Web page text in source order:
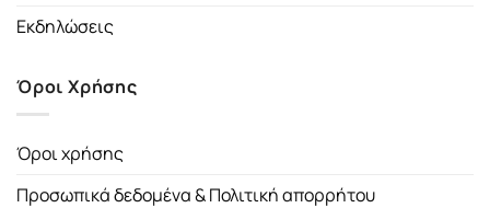
Εκδηλώσεις
Όροι Χρήσης
Όροι χρήσης
Προσωπικά δεδομένα & Πολιτική απορρήτου